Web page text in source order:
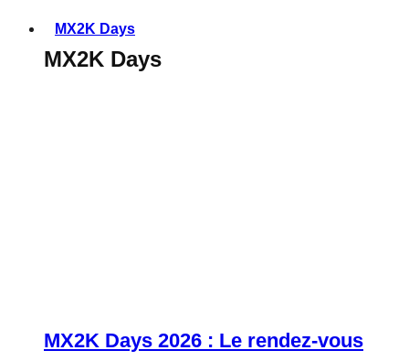
MX2K Days
MX2K Days
MX2K Days 2026 : Le rendez-vous